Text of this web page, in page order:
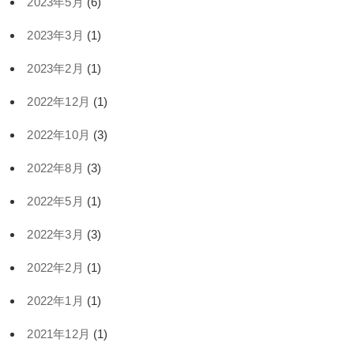
2023年3月 (1)
2023年2月 (1)
2022年12月 (1)
2022年10月 (3)
2022年8月 (3)
2022年5月 (1)
2022年3月 (3)
2022年2月 (1)
2022年1月 (1)
2021年12月 (1)